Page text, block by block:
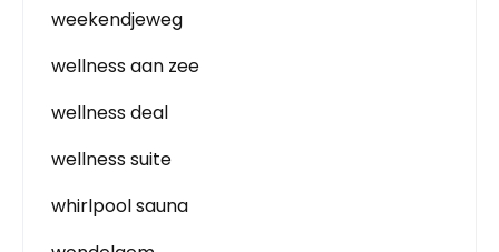
weekendjeweg
wellness aan zee
wellness deal
wellness suite
whirlpool sauna